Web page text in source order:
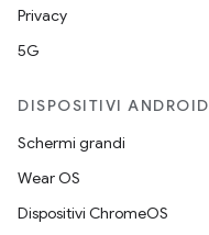
Privacy
5G
DISPOSITIVI ANDROID
Schermi grandi
Wear OS
Dispositivi ChromeOS